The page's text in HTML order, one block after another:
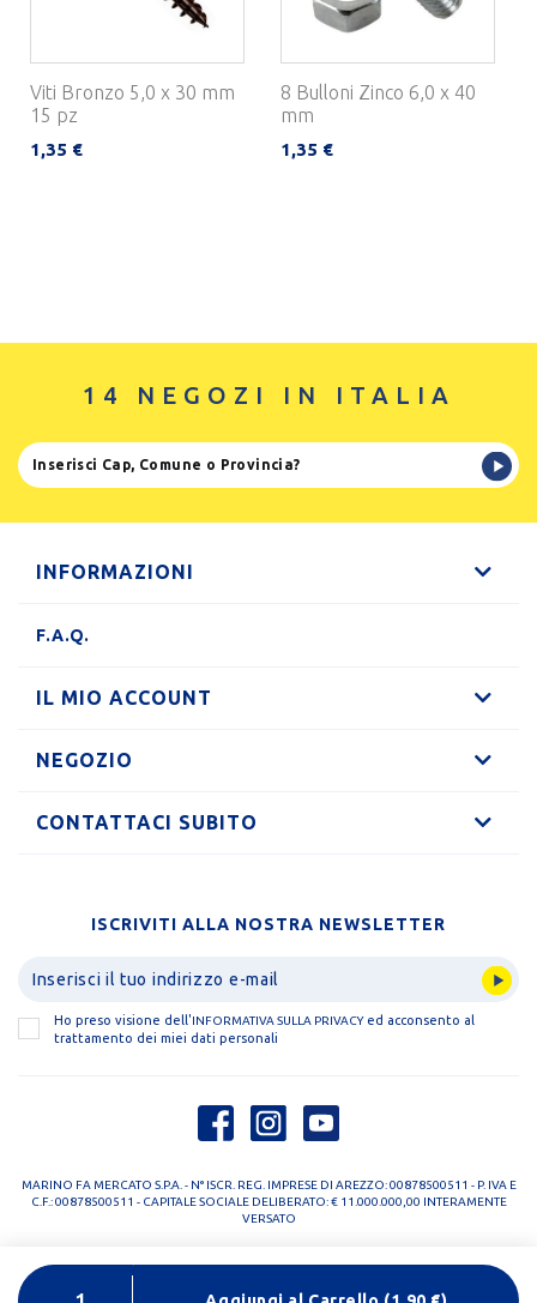
Viti Bronzo 5,0 x 30 mm
15 pz
1,35 €
8 Bulloni Zinco 6,0 x 40
mm
1,35 €
14 NEGOZI IN ITALIA
INFORMAZIONI
F.A.Q.
IL MIO ACCOUNT
NEGOZIO
CONTATTACI SUBITO
ISCRIVITI ALLA NOSTRA NEWSLETTER
Ho preso visione dell'INFORMATIVA SULLA PRIVACYed acconsento al
trattamento dei miei dati personali
MARINO FA MERCATO S.P.A. - N° ISCR. REG. IMPRESE DI AREZZO: 00878500511 - P. IVA E
C.F.: 00878500511 - CAPITALE SOCIALE DELIBERATO: € 11.000.000,00 INTERAMENTE
VERSATO
PRIVACY POLICY COOKIE POLICY